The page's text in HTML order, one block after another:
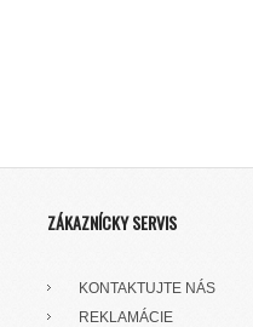
ZÁKAZNÍCKY SERVIS
KONTAKTUJTE NÁS
REKLAMÁCIE